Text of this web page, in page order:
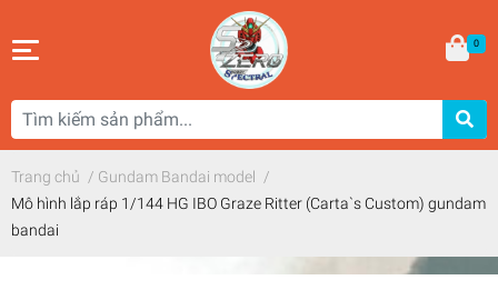
0
Trang chủ / Gundam Bandai model /
Mô hình lắp ráp 1/144 HG IBO Graze Ritter (Carta`s Custom) gundam
bandai